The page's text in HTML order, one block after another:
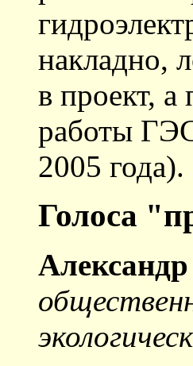
накладно,
в проект,
работы
2005 года).
Голоса